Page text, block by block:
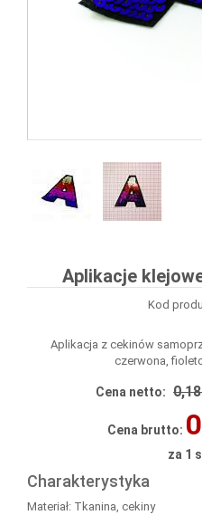
Aplikacje
Kod
Aplikacja z cekinów
czerwona,
Cena netto:
Cena brutto:
za 1
Charakterystyka
Materiał: Tkanina, cekiny